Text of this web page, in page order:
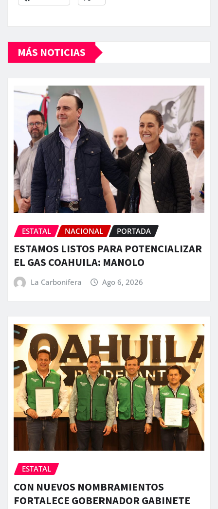
MÁS NOTICIAS
ESTATAL NACIONAL PORTADA
ESTAMOS LISTOS PARA POTENCIALIZAR
EL GAS COAHUILA: MANOLO
La Carbonifera Ago 6, 2026
ESTATAL
CON NUEVOS NOMBRAMIENTOS
FORTALECE GOBERNADOR GABINETE